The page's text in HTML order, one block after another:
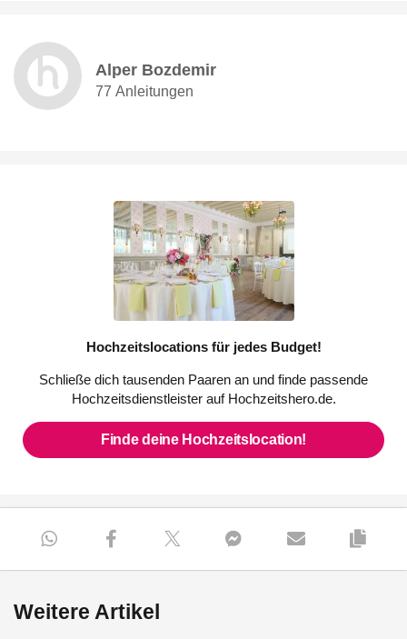
Alper Bozdemir
77 Anleitungen
Hochzeitslocations für jedes Budget!
Schließe dich tausenden Paaren an und finde passende
Hochzeitsdienstleister auf Hochzeitshero.de.
Finde deine Hochzeitslocation!
Weitere Artikel